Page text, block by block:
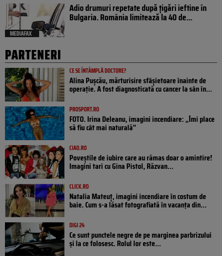
MEDIAFAX
Adio drumuri repetate după țigări ieftine în
Bulgaria. România limitează la 40 de...
PARTENERI
CE SE ÎNTÂMPLĂ DOCTORE?
Alina Pușcău, mărturisire sfâșietoare înainte de
operație. A fost diagnosticată cu cancer la sân în...
PROSPORT.RO
FOTO. Irina Deleanu, imagini incendiare: „Îmi place
să fiu cât mai naturală”
CIAO.RO
Poveştile de iubire care au rămas doar o amintire!
Imagini tari cu Gina Pistol, Răzvan...
CLICK.RO
Natalia Mateuț, imagini incendiare în costum de
baie. Cum s-a lăsat fotografiată în vacanța din...
DIGI 24
Ce sunt punctele negre de pe marginea parbrizului
și la ce folosesc. Rolul lor este...